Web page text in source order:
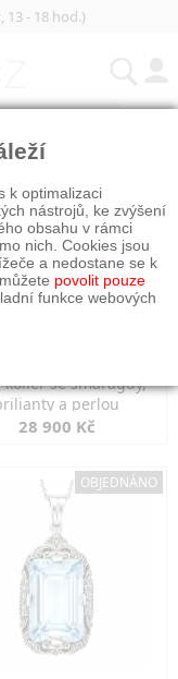
- 18 hod.)
kolier se smaragdy,
a perlou
28 900 Kč
OBJEDNÁNO
k optimalizaci
nástrojů, ke zvýšení
obsahu v rámci
nich. Cookies jsou
a nedostane se k
povolit pouze
funkce webových